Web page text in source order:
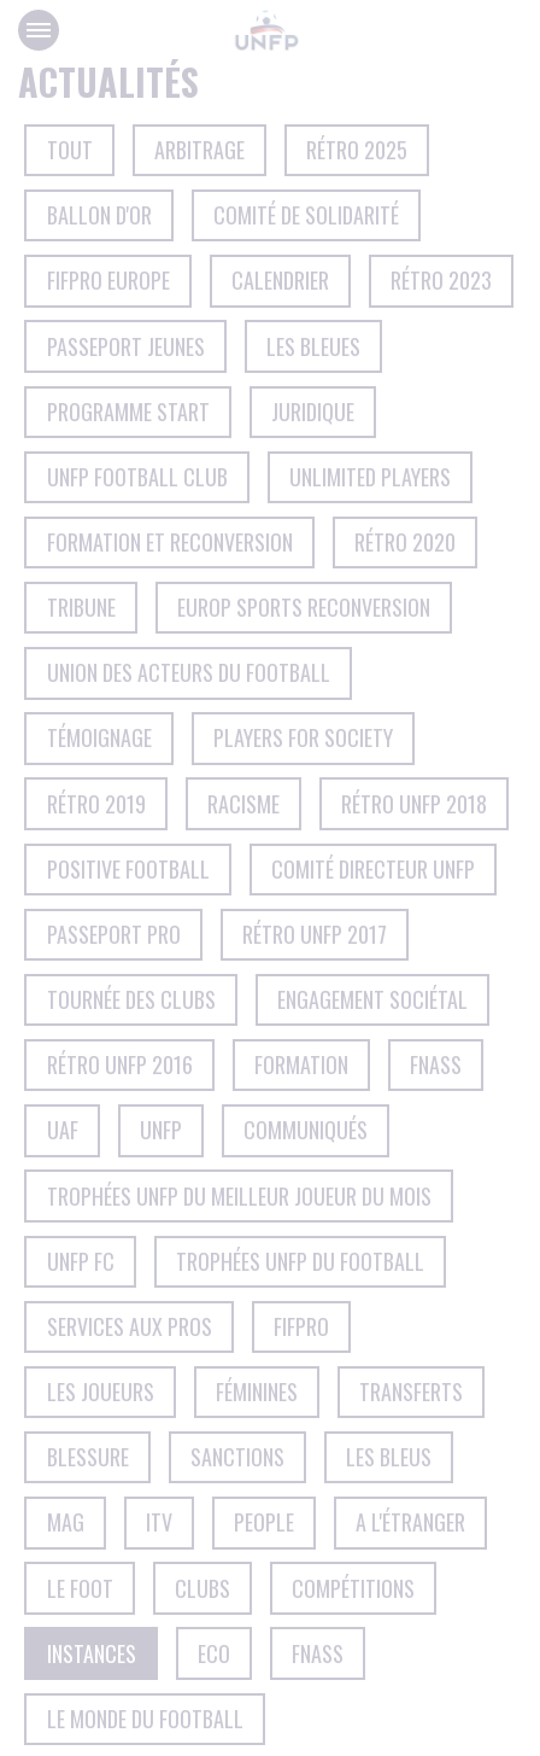
Panneau de gestion des cookies
ACTUALITÉS
TOUT ARBITRAGE RÉTRO 2025
BALLON D'OR COMITÉ DE SOLIDARITÉ
FIFPRO EUROPE CALENDRIER RÉTRO 2023
PASSEPORT JEUNES LES BLEUES
PROGRAMME START JURIDIQUE
UNFP FOOTBALL CLUB UNLIMITED PLAYERS
FORMATION ET RECONVERSION RÉTRO 2020
TRIBUNE EUROP SPORTS RECONVERSION
UNION DES ACTEURS DU FOOTBALL
TÉMOIGNAGE PLAYERS FOR SOCIETY
RÉTRO 2019 RACISME RÉTRO UNFP 2018
POSITIVE FOOTBALL COMITÉ DIRECTEUR UNFP
PASSEPORT PRO RÉTRO UNFP 2017
TOURNÉE DES CLUBS ENGAGEMENT SOCIÉTAL
RÉTRO UNFP 2016 FORMATION FNASS
UAF UNFP COMMUNIQUÉS
TROPHÉES UNFP DU MEILLEUR JOUEUR DU MOIS
UNFP FC TROPHÉES UNFP DU FOOTBALL
SERVICES AUX PROS FIFPRO
LES JOUEURS FÉMININES TRANSFERTS
BLESSURE SANCTIONS LES BLEUS
MAG ITV PEOPLE A L'ÉTRANGER
LE FOOT CLUBS COMPÉTITIONS
INSTANCES ECO FNASS
LE MONDE DU FOOTBALL